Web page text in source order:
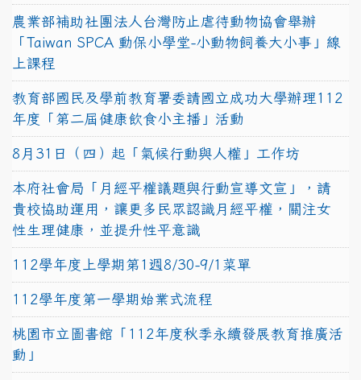
農業部補助社團法人台灣防止虐待動物協會舉辦
「Taiwan SPCA 動保小學堂-小動物飼養大小事」線
上課程
教育部國民及學前教育署委請國立成功大學辦理112
年度「第二屆健康飲食小主播」活動
8月31日（四）起「氣候行動與人權」工作坊
本府社會局「月經平權議題與行動宣導文宣」，請
貴校協助運用，讓更多民眾認識月經平權，關注女
性生理健康，並提升性平意識
112學年度上學期第1週8/30-9/1菜單
112學年度第一學期始業式流程
桃園市立圖書館「112年度秋季永續發展教育推廣活
動」